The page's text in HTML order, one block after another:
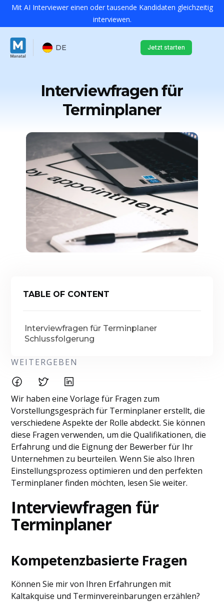
Mit AI Interviewer einen oder tausende Kandidaten gleichzeitig
interviewen.
DE Jetzt starten
Interviewfragen für
Terminplaner
TABLE OF CONTENT
Interviewfragen für Terminplaner
Schlussfolgerung
WEITERGEBEN
Wir haben eine Vorlage für Fragen zum
Vorstellungsgespräch für Terminplaner erstellt, die
verschiedene Aspekte der Rolle abdeckt. Sie können
diese Fragen verwenden, um die Qualifikationen, die
Erfahrung und die Eignung der Bewerber für Ihr
Unternehmen zu beurteilen. Wenn Sie also Ihren
Einstellungsprozess optimieren und den perfekten
Terminplaner finden möchten, lesen Sie weiter.
Interviewfragen für
Terminplaner
Kompetenzbasierte Fragen
Können Sie mir von Ihren Erfahrungen mit
Kaltakquise und Terminvereinbarungen erzählen?